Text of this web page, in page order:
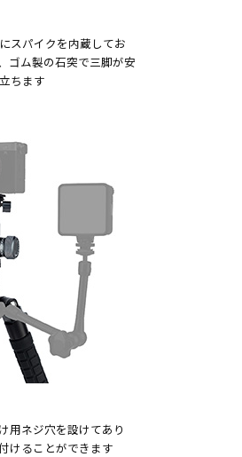
スパイクを内蔵してお
ゴム製の石突で三脚が安
ちます
用ネジ穴を設けてあり
けることができます